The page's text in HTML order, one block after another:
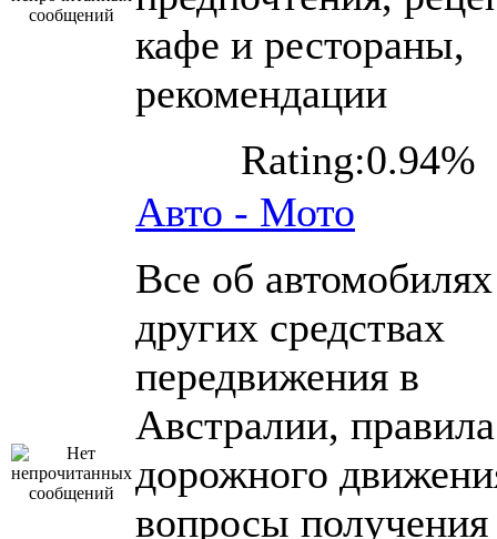
кафе и рестораны,
рекомендации
Rating:0.94%
Авто - Мото
Все об
других средствах
передвижения в
Австралии, правила
дорожного
вопросы получения